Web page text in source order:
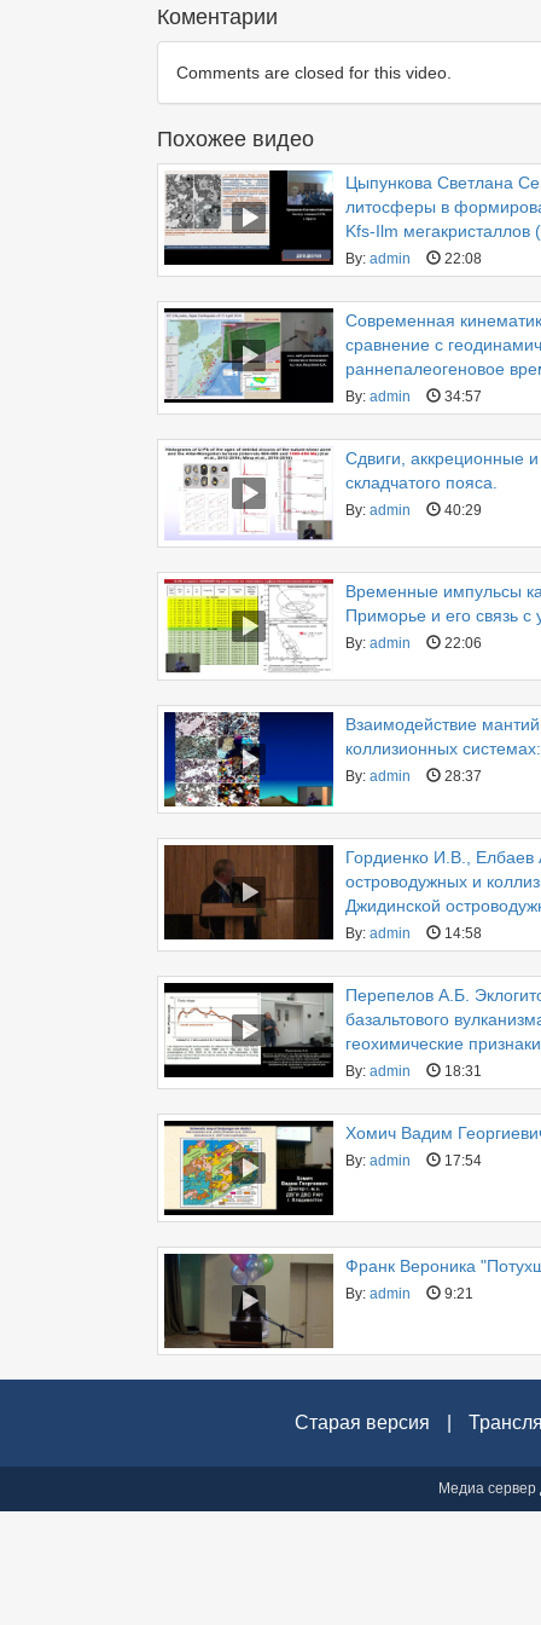
Коментарии
Comments are closed for this video.
Похожее видео
Цыпункова Светлана
литосферы в
Kfs-Ilm
By: admin 22:08
Современная
сравнение с
раннепалеогеновое
By: admin 34:57
Сдвиги, аккреционные
складчатого пояса.
By: admin 40:29
Временные импульсы
Приморье и его связь с
By: admin 22:06
Взаимодействие
коллизионных
By: admin 28:37
Гордиенко И.В.,
островодужных и
Джидинской
By: admin 14:58
Перепелов А.Б.
базальтового
геохимические
By: admin 18:31
Хомич Вадим
By: admin 17:54
Франк Вероника
By: admin 9:21
Старая версия
Медиа